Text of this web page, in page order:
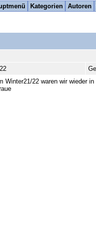
Kategorien Autoren
Winter21/22 waren wir wieder